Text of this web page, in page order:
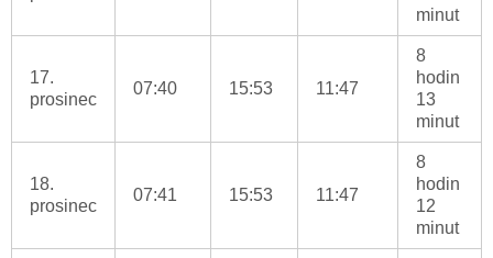
minut
17.
prosinec
07:40 15:53 11:47
8
hodin
13
minut
18.
prosinec
07:41 15:53 11:47
8
hodin
12
minut